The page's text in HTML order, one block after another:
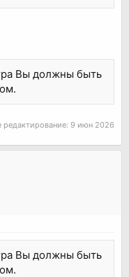
Вы должны быть
редактирование: 9 июн 2026
Вы должны быть